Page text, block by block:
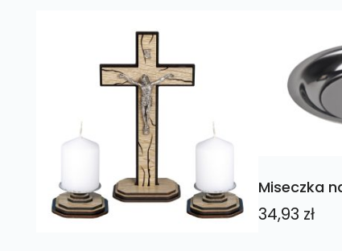
Miseczka
34,93 zł